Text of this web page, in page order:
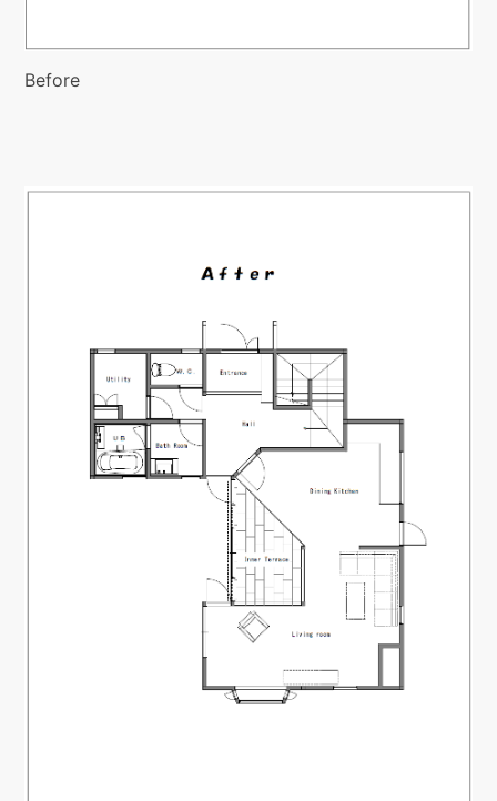
Before